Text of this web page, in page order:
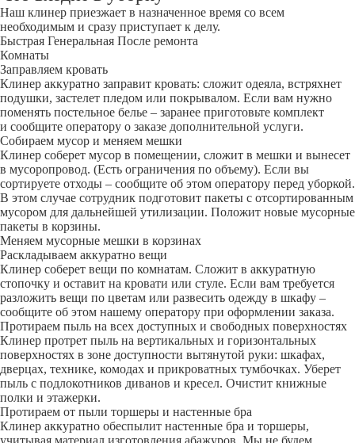
Наш клинер приезжает в назначенное время со всем
необходимым и сразу приступает к делу.
Быстрая Генеральная После ремонта
Комнаты
Заправляем кровать
Клинер аккуратно заправит кровать: сложит одеяла, встряхнет
подушки, застелет пледом или покрывалом. Если вам нужно
поменять постельное белье – заранее приготовьте комплект
и сообщите оператору о заказе дополнительной услуги.
Собираем мусор и меняем мешки
Клинер соберет мусор в помещении, сложит в мешки и вынесет
в мусоропровод. (Есть ограничения по объему). Если вы
сортируете отходы – сообщите об этом оператору перед уборкой.
В этом случае сотрудник подготовит пакеты с отсортированным
мусором для дальнейшей утилизации. Положит новые мусорные
пакеты в корзины.
Меняем мусорные мешки в корзинах
Раскладываем аккуратно вещи
Клинер соберет вещи по комнатам. Сложит в аккуратную
стопочку и оставит на кровати или стуле. Если вам требуется
разложить вещи по цветам или развесить одежду в шкафу –
сообщите об этом нашему оператору при оформлении заказа.
Протираем пыль на всех доступных и свободных поверхностях
Клинер протрет пыль на вертикальных и горизонтальных
поверхностях в зоне доступности вытянутой руки: шкафах,
дверцах, технике, комодах и прикроватных тумбочках. Уберет
пыль с подлокотников диванов и кресел. Очистит книжные
полки и этажерки.
Протираем от пыли торшеры и настенные бра
Клинер аккуратно обеспылит настенные бра и торшеры,
учитывая материал изготовления абажуров. Мы не будем